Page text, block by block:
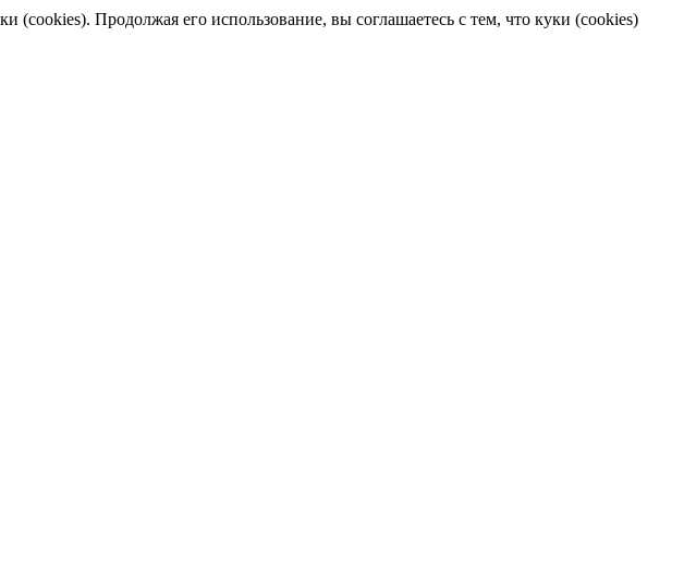
(cookies). Продолжая его использование, вы соглашаетесь с тем, что куки (cookies)